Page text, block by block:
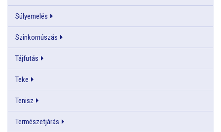
Súlyemelés
Szinkornúszás
Tájfutás
Teke
Tenisz
Természetjárás